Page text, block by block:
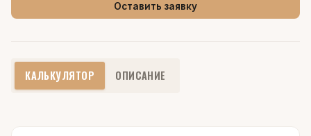
Оставить заявку
КАЛЬКУЛЯТОР ОПИСАНИЕ